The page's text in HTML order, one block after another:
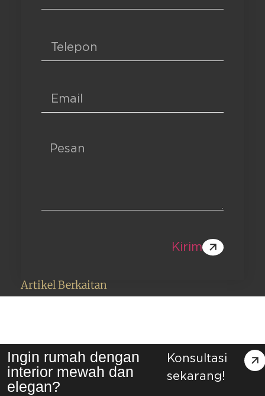
Kirim
Artikel Berkaitan
Ingin rumah dengan
interior mewah dan
elegan?
Konsultasi
sekarang!